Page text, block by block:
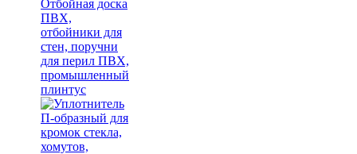
Отбойная доска
ПВХ,
отбойники для
стен, поручни
для перил ПВХ,
промышленный
плинтус